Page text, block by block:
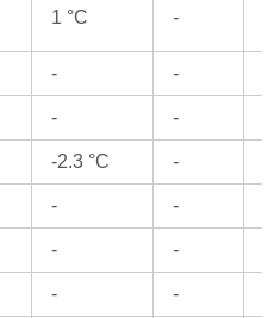
1 °C -
- -
- -
-2.3 °C -
- -
- -
- -